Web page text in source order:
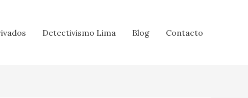
Detectivismo Lima Blog Contacto